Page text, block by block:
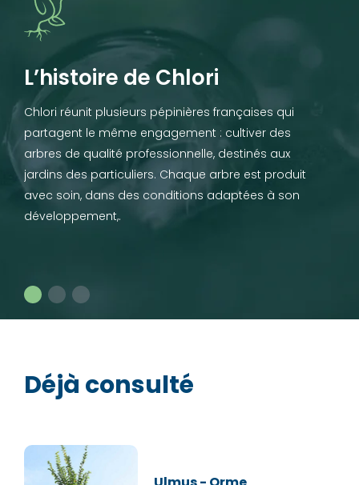
L’histoire de Chlori
Chlori réunit plusieurs pépinières françaises qui
partagent le même engagement : cultiver des
arbres de qualité professionnelle, destinés aux
jardins des particuliers. Chaque arbre est produit
avec soin, dans des conditions adaptées à son
développement,.
Déjà consulté